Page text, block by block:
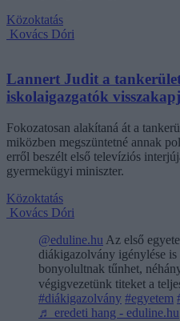
Közoktatás
Kovács Dóri
Lannert Judit a
iskolaigazgatók
Fokozatosan alakítaná át a
miközben megszüntetné annak
erről beszélt első televíziós
gyermekügyi miniszter.
Közoktatás
Kovács Dóri
@eduline.hu Az első
diákigazolvány igénylése is
bonyolultnak tűnhet,
végigvezetünk titeket a
#diákigazolvány #egyetem
♬ eredeti hang - eduline.hu